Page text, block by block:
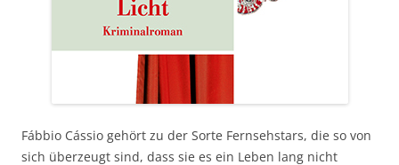
Fábbio Cássio gehört zu der Sorte Fernsehstars, die so von
sich überzeugt sind, dass sie es ein Leben lang nicht